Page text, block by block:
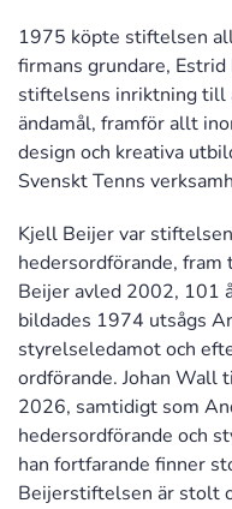
1975 köpte stiftelsen
firmans grundare, Estrid
stiftelsens inriktning till
ändamål, framför allt
design och kreativa
Svenskt Tenns
Kjell Beijer var
hedersordförande,
Beijer avled 2002, 101
bildades 1974 utsågs
styrelseledamot och
ordförande. Johan Wall
2026, samtidigt som
hedersordförande och
han fortfarande finner
Beijerstiftelsen är stolt